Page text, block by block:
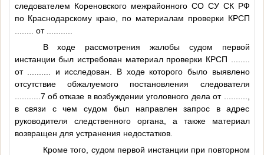
следователем Кореновского межрайонного СО СУ СК РФ
по Краснодарскому краю, по материалам проверки КРСП
от
В ходе рассмотрения жалобы судом первой
инстанции был истребован материал проверки КРСП
от
и исследован. В ходе которого было выявлено
отсутствие обжалуемого постановления следователя
...........7 об отказе в возбуждении уголовного дела от
в связи с чем судом был направлен запрос в адрес
руководителя следственного органа, а также материал
возвращен для устранения недостатков.
Кроме того, судом первой инстанции при повторном